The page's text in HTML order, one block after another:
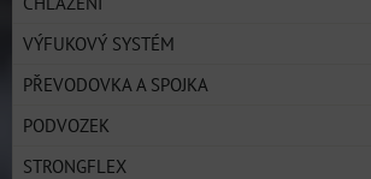
VÝFUKOVÝ SYSTÉM
PŘEVODOVKA A SPOJKA
PODVOZEK
STRONGFLEX